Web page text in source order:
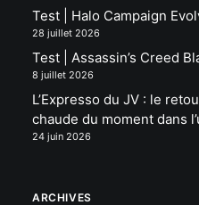
Test | Halo Campaign
28 juillet 2026
Test | Assassin’s Creed
8 juillet 2026
L’Expresso du JV : le
chaude du moment dans
24 juin 2026
ARCHIVES